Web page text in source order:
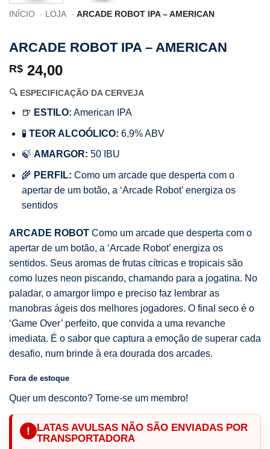
INÍCIO LOJA ARCADE ROBOT IPA – AMERICAN
ARCADE ROBOT IPA – AMERICAN
R$ 24,00
🔍 ESPECIFICAÇÃO DA CERVEJA
🍺 ESTILO: American IPA
🧪 TEOR ALCOÓLICO: 6,9% ABV
🍃 AMARGOR: 50 IBU
🌾 PERFIL: Como um arcade que desperta com o
apertar de um botão, a ‘Arcade Robot’ energiza os
sentidos
ARCADE ROBOT Como um arcade que desperta com o
apertar de um botão, a ‘Arcade Robot’ energiza os
sentidos. Seus aromas de frutas cítricas e tropicais são
como luzes neon piscando, chamando para a jogatina. No
paladar, o amargor limpo e preciso faz lembrar as
manobras ágeis dos melhores jogadores. O final seco é o
‘Game Over’ perfeito, que convida a uma revanche
imediata. É o sabor que captura a emoção de superar cada
desafio, num brinde à era dourada dos arcades.
Fora de estoque
Quer um desconto? Torne-se um membro!
!
LATAS AVULSAS NÃO SÃO ENVIADAS POR
TRANSPORTADORA